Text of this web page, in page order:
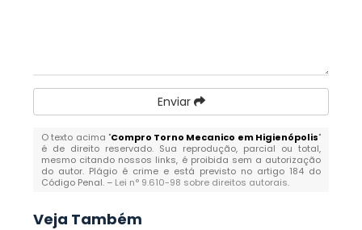
Enviar
O texto acima "Compro Torno Mecanico em Higienópolis"
é de direito reservado. Sua reprodução, parcial ou total,
mesmo citando nossos links, é proibida sem a autorização
do autor. Plágio é crime e está previsto no artigo 184 do
Código Penal. – Lei n° 9.610-98 sobre direitos autorais.
Veja Também